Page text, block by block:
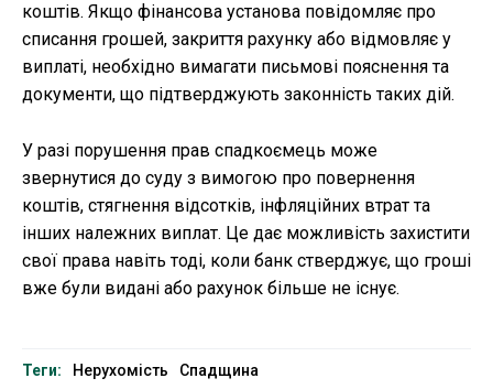
коштів. Якщо фінансова установа повідомляє про
списання грошей, закриття рахунку або відмовляє у
виплаті, необхідно вимагати письмові пояснення та
документи, що підтверджують законність таких дій.
У разі порушення прав спадкоємець може
звернутися до суду з вимогою про повернення
коштів, стягнення відсотків, інфляційних втрат та
інших належних виплат. Це дає можливість захистити
свої права навіть тоді, коли банк стверджує, що гроші
вже були видані або рахунок більше не існує.
Теги: Нерухомість Спадщина